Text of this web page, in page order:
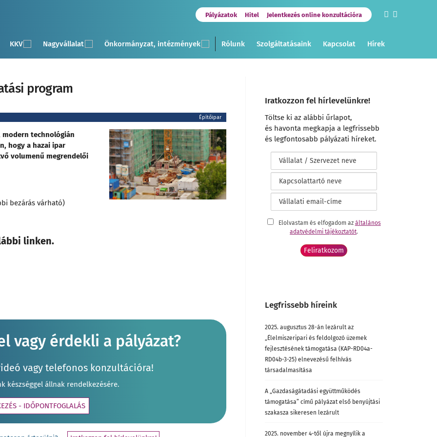
Pályázatok Hitel Jelentkezés online konzultációra
KKV Nagyvállalat Önkormányzat, intézmények Rólunk Szolgáltatásaink Kapcsolat Hírek
program
Építőipar
modern technológián
hogy a hazai ipar
volumenű megrendelői
bezárás várható)
linken.
vagy érdekli a pályázat?
vagy telefonos konzultációra!
készséggel állnak rendelkezésére.
- IDŐPONTFOGLALÁS
Iratkozzon fel hírlevelünkre!
Töltse ki az alábbi űrlapot,
és havonta megkapja a legfrissebb
és legfontosabb pályázati híreket.
Elolvastam és elfogadom az általános
adatvédelmi tájékoztatót.
Legfrissebb híreink
2025. augusztus 28-án lezárult az
„Élelmiszeripari és feldolgozó üzemek
fejlesztésének támogatása (KAP-RD04a-
RD04b-3-25) elnevezésű felhívás
társadalmasítása
A „Gazdaságátadási együttműködés
támogatása” című pályázat első benyújtási
szakasza sikeresen lezárult
2025. november 4-től újra megnyílik a